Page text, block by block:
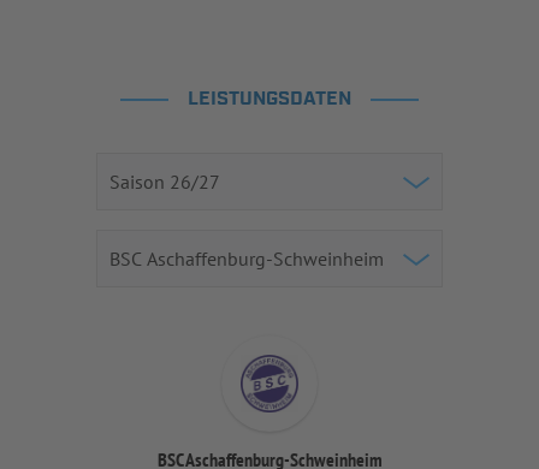
LEISTUNGSDATEN
BSC Aschaffenburg-Schweinheim